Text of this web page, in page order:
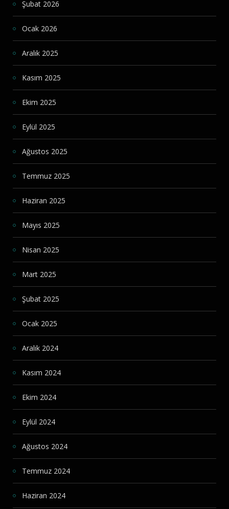
Şubat 2026
Ocak 2026
Aralık 2025
Kasım 2025
Ekim 2025
Eylül 2025
Ağustos 2025
Temmuz 2025
Haziran 2025
Mayıs 2025
Nisan 2025
Mart 2025
Şubat 2025
Ocak 2025
Aralık 2024
Kasım 2024
Ekim 2024
Eylül 2024
Ağustos 2024
Temmuz 2024
Haziran 2024